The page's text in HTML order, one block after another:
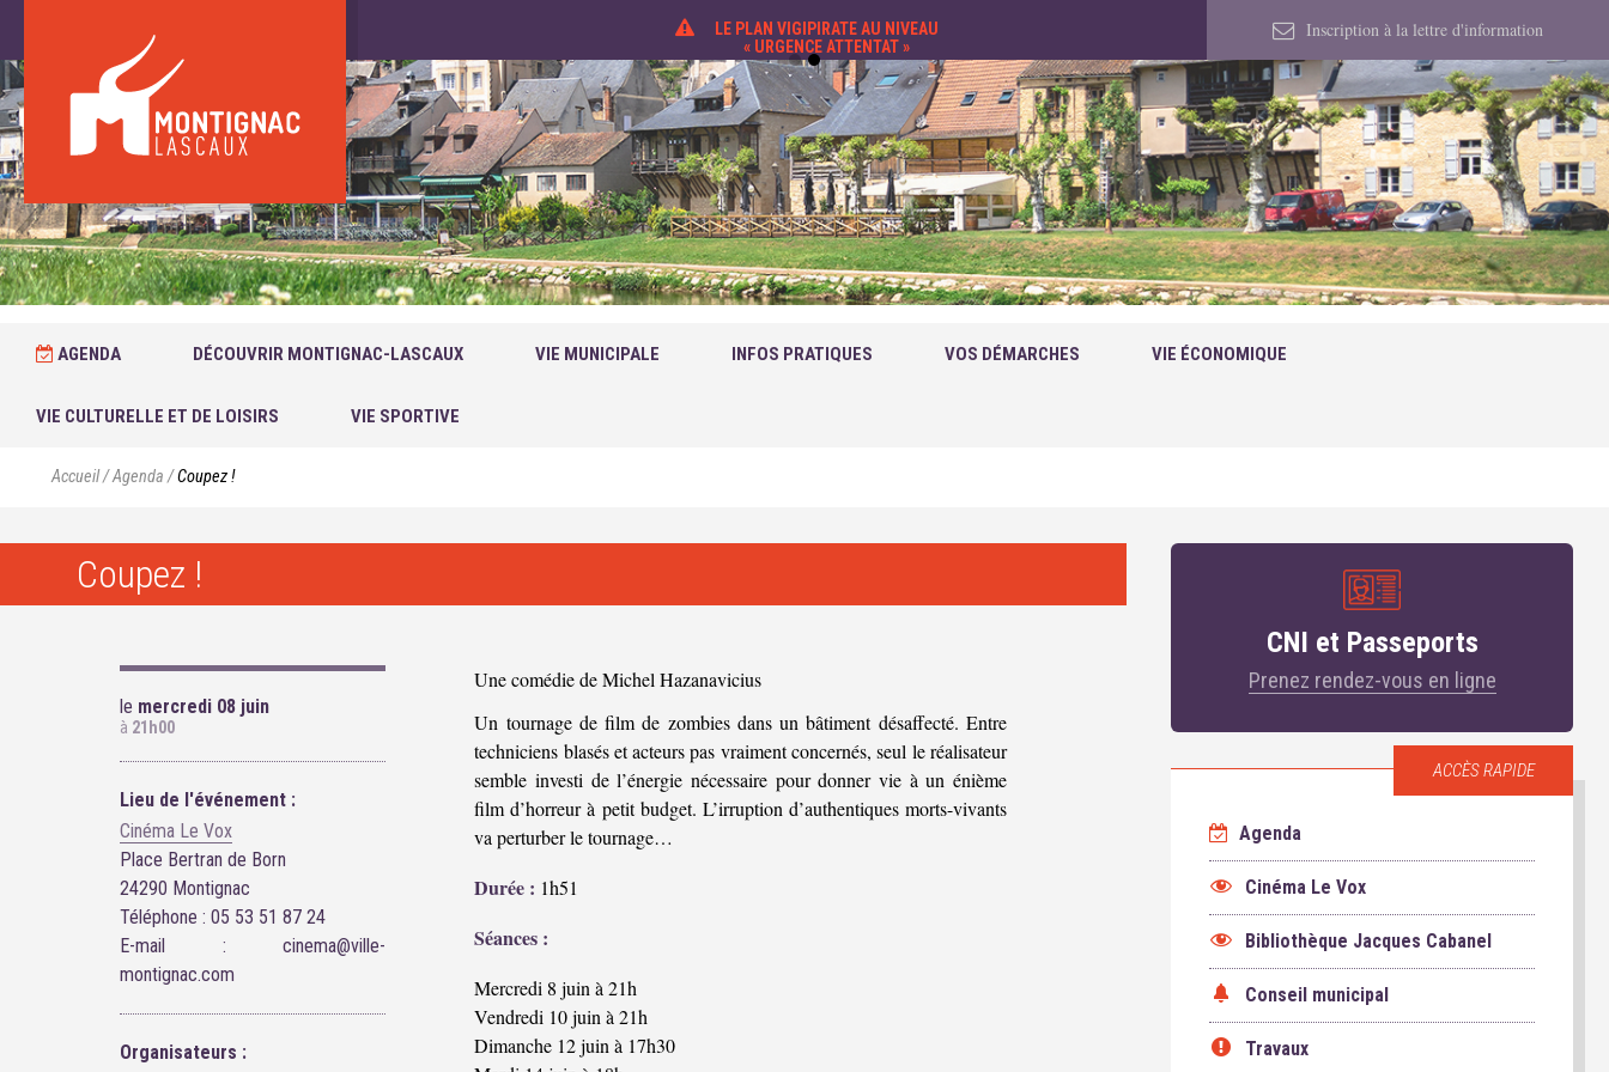
LE PLAN VIGIPIRATE AU NIVEAU
« URGENCE ATTENTAT »
Inscription à la lettre d'information
AGENDA DÉCOUVRIR MONTIGNAC-LASCAUX VIE MUNICIPALE INFOS PRATIQUES VOS DÉMARCHES VIE ÉCONOMIQUE
VIE CULTURELLE ET DE LOISIRS VIE SPORTIVE
Accueil/Agenda /Coupez !
Coupez !
le mercredi 08 juin
à 21h00
Lieu de l'événement :
Cinéma Le Vox
Place Bertran de Born
24290 Montignac
Téléphone : 05 53 51 87 24
E-mail : cinema@ville-
montignac.com
Organisateurs :
Une comédie de Michel Hazanavicius
Un tournage de film de zombies dans un bâtiment désaffecté. Entre
techniciens blasés et acteurs pas vraiment concernés, seul le réalisateur
semble investi de l’énergie nécessaire pour donner vie à un énième
film d’horreur à petit budget. L’irruption d’authentiques morts-vivants
va perturber le tournage…
Durée : 1h51
Séances :
Mercredi 8 juin à 21h
Vendredi 10 juin à 21h
Dimanche 12 juin à 17h30
CNI et Passeports
Prenez rendez-vous en ligne
ACCÈS RAPIDE
Agenda
Cinéma Le Vox
Bibliothèque Jacques Cabanel
Conseil municipal
Travaux